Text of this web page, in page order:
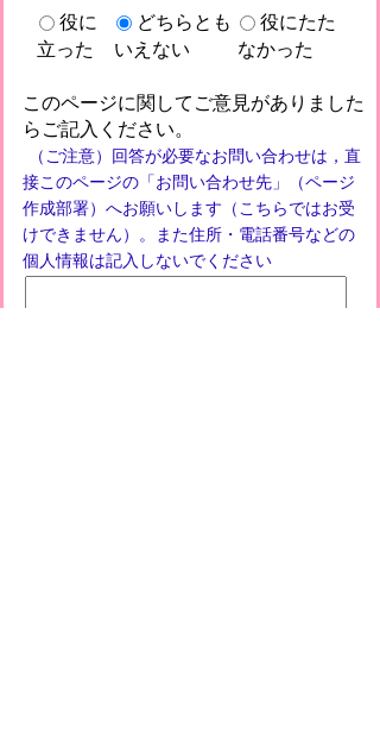
役に
立った
どちらとも
いえない
役にたた
なかった
このページに関してご意見がありました
らご記入ください。
（ご注意）回答が必要なお問い合わせは，直
接このページの「お問い合わせ先」（ページ
作成部署）へお願いします（こちらではお受
けできません）。また住所・電話番号などの
個人情報は記入しないでください